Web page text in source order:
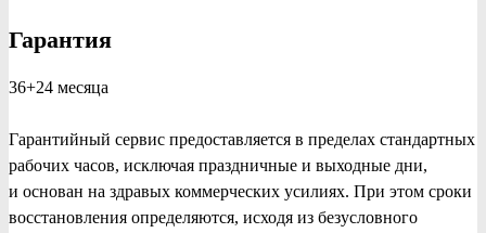
Гарантия
36+24 месяца
Гарантийный сервис предоставляется в пределах стандартных
рабочих часов, исключая праздничные и выходные дни,
и основан на здравых коммерческих усилиях. При этом сроки
восстановления определяются, исходя из безусловного